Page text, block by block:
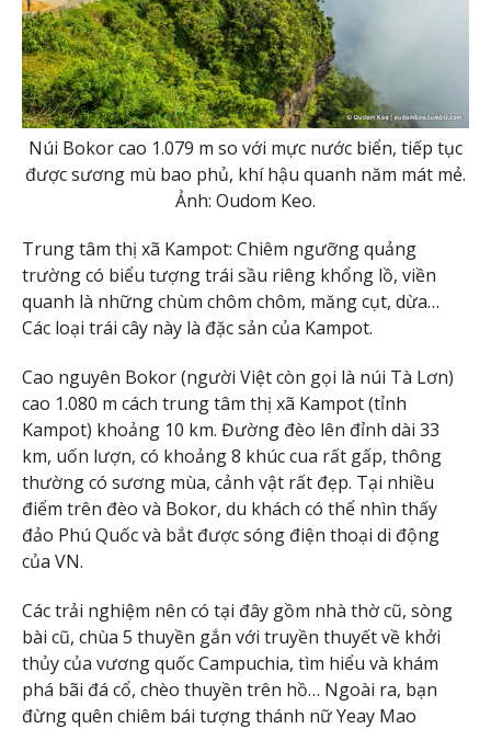
Núi Bokor cao 1.079 m so với mực nước biển, tiếp tục
được sương mù bao phủ, khí hậu quanh năm mát mẻ.
Ảnh: Oudom Keo.
Trung tâm thị xã Kampot: Chiêm ngưỡng quảng
trường có biểu tượng trái sầu riêng khổng lồ, viền
quanh là những chùm chôm chôm, măng cụt, dừa…
Các loại trái cây này là đặc sản của Kampot.
Cao nguyên Bokor (người Việt còn gọi là núi Tà Lơn)
cao 1.080 m cách trung tâm thị xã Kampot (tỉnh
Kampot) khoảng 10 km. Đường đèo lên đỉnh dài 33
km, uốn lượn, có khoảng 8 khúc cua rất gấp, thông
thường có sương mùa, cảnh vật rất đẹp. Tại nhiều
điểm trên đèo và Bokor, du khách có thể nhìn thấy
đảo Phú Quốc và bắt được sóng điện thoại di động
của VN.
Các trải nghiệm nên có tại đây gồm nhà thờ cũ, sòng
bài cũ, chùa 5 thuyền gắn với truyền thuyết về khởi
thủy của vương quốc Campuchia, tìm hiểu và khám
phá bãi đá cổ, chèo thuyền trên hồ… Ngoài ra, bạn
đừng quên chiêm bái tượng thánh nữ Yeay Mao